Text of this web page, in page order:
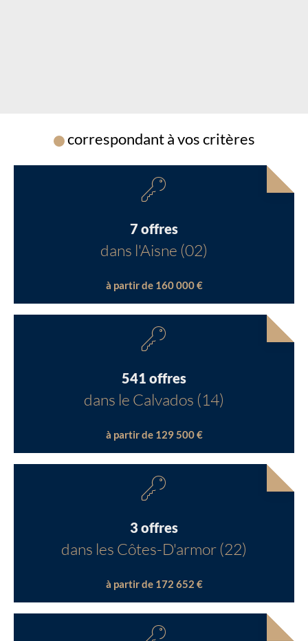
Chargement...correspondant à vos critères
7 offres
dans l'Aisne (02)
à partir de 160 000 €
541 offres
dans le Calvados (14)
à partir de 129 500 €
3 offres
dans les Côtes-D'armor (22)
à partir de 172 652 €